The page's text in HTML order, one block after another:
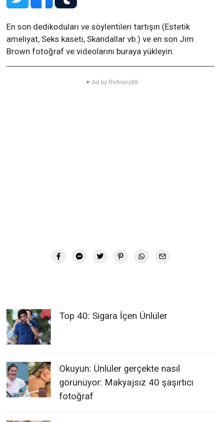
En son dedikoduları ve söylentileri tartışın (Estetik
ameliyat, Seks kaseti, Skandallar vb.) ve en son Jim
Brown fotoğraf ve videolarını buraya yükleyin:
▼ Ad by Refinery89
Top 40: Sigara İçen Ünlüler
Okuyun: Ünlüler gerçekte nasıl
görünüyor: Makyajsız 40 şaşırtıcı
fotoğraf